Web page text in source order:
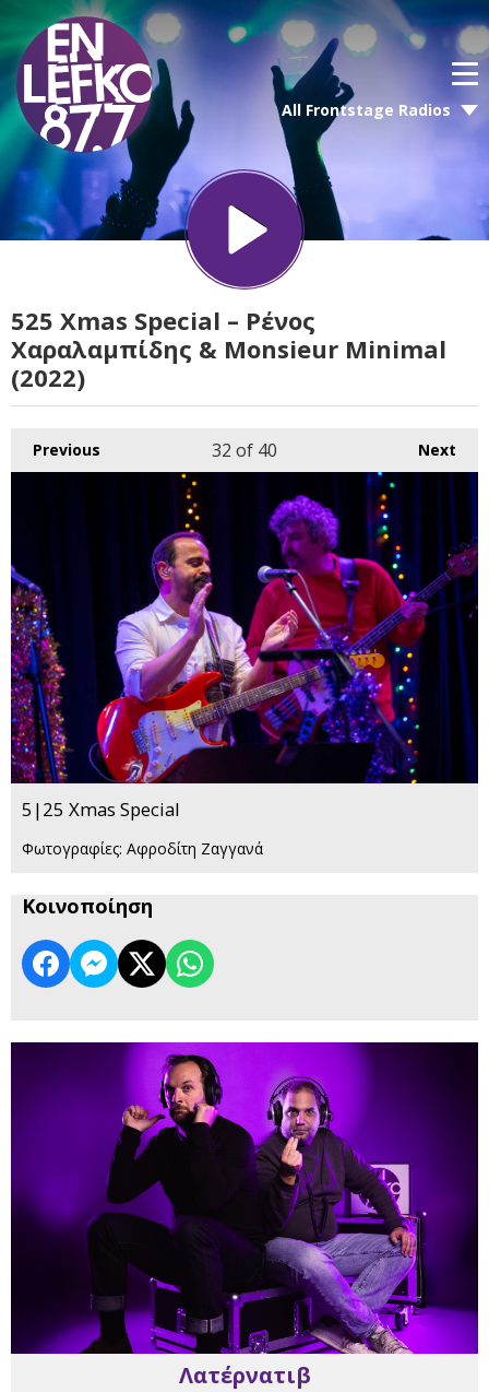
All Frontstage Radios
525 Xmas Special – Ρένος
Χαραλαμπίδης & Monsieur Minimal
(2022)
Previous Next
32 of 40
5|25 Xmas Special
Φωτογραφίες: Αφροδίτη Ζαγγανά
Κοινοποίηση
Λατέρνατιβ